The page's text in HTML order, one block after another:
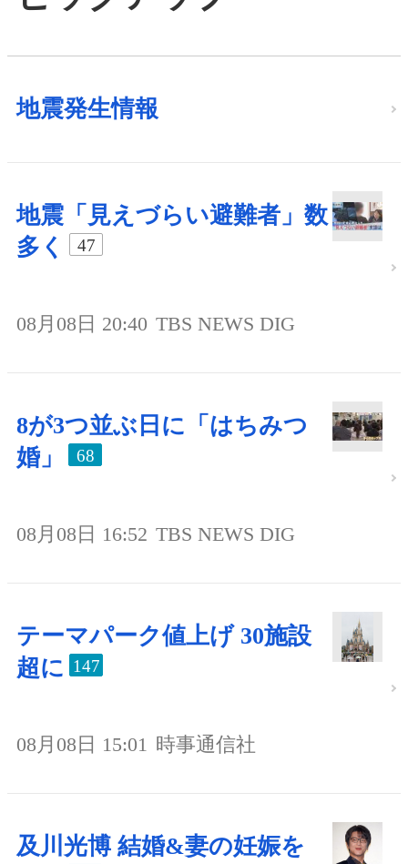
地震発生情報
地震「見えづらい避難者」数
多く
47
08月08日 20:40 TBS NEWS DIG
8が3つ並ぶ日に「はちみつ
婚」
68
08月08日 16:52 TBS NEWS DIG
テーマパーク値上げ 30施設
超に 147
08月08日 15:01 時事通信社
及川光博 結婚&妻の妊娠を